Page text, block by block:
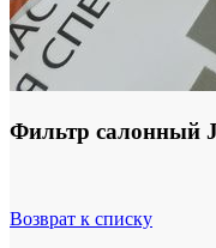
Фильтр салонный
Возврат к списку